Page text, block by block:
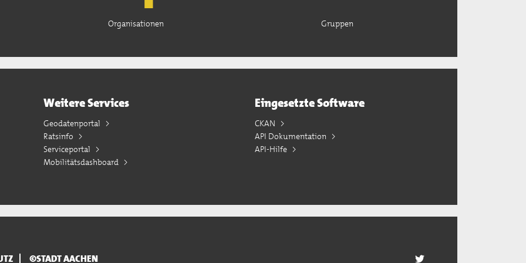
Organisationen Gruppen
Weitere Services
Geodatenportal
Ratsinfo
Serviceportal
Mobilitätsdashboard
Eingesetzte Software
CKAN
API Dokumentation
API-Hilfe
©STADT AACHEN